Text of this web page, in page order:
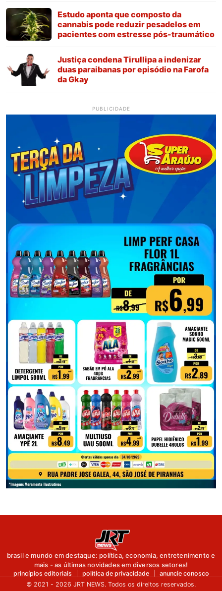
Estudo aponta que composto da
cannabis pode reduzir pesadelos em
pacientes com estresse pós-traumático
Justiça condena Tirullipa a indenizar
duas paraibanas por episódio na Farofa
da Gkay
PUBLICIDADE
brasil e mundo em destaque: política, economia, entretenimento e
mais - as últimas novidades em diversos setores!
princípios editoriais política de privacidade
anuncie conosco
© 2021 - 2026 JRT NEWS. Todos os direitos reservados.